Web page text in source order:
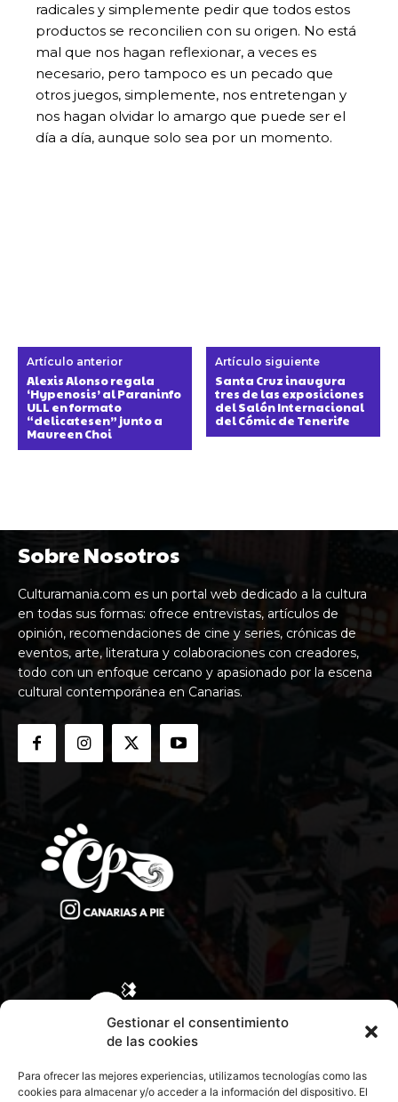
Gestionar el consentimiento
de las cookies
Para ofrecer las mejores experiencias, utilizamos tecnologías como las
cookies para almacenar y/o acceder a la información del dispositivo. El
radicales y simplemente pedir que todos estos
productos se reconcilien con su origen. No está
mal que nos hagan reflexionar, a veces es
necesario, pero tampoco es un pecado que
otros juegos, simplemente, nos entretengan y
nos hagan olvidar lo amargo que puede ser el
día a día, aunque solo sea por un momento.
Artículo anterior
Alexis Alonso regala
‘Hypenosis’ al Paraninfo
ULL en formato
“delicatesen” junto a
Maureen Choi
Artículo siguiente
Santa Cruz inaugura
tres de las exposiciones
del Salón Internacional
del Cómic de Tenerife
Sobre Nosotros
Culturamania.com es un portal web dedicado a la cultura
en todas sus formas: ofrece entrevistas, artículos de
opinión, recomendaciones de cine y series, crónicas de
eventos, arte, literatura y colaboraciones con creadores,
todo con un enfoque cercano y apasionado por la escena
cultural contemporánea en Canarias.